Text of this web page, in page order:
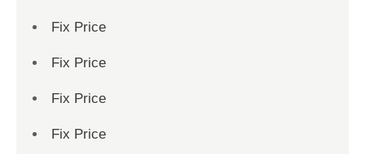
Fix Price
Fix Price
Fix Price
Fix Price